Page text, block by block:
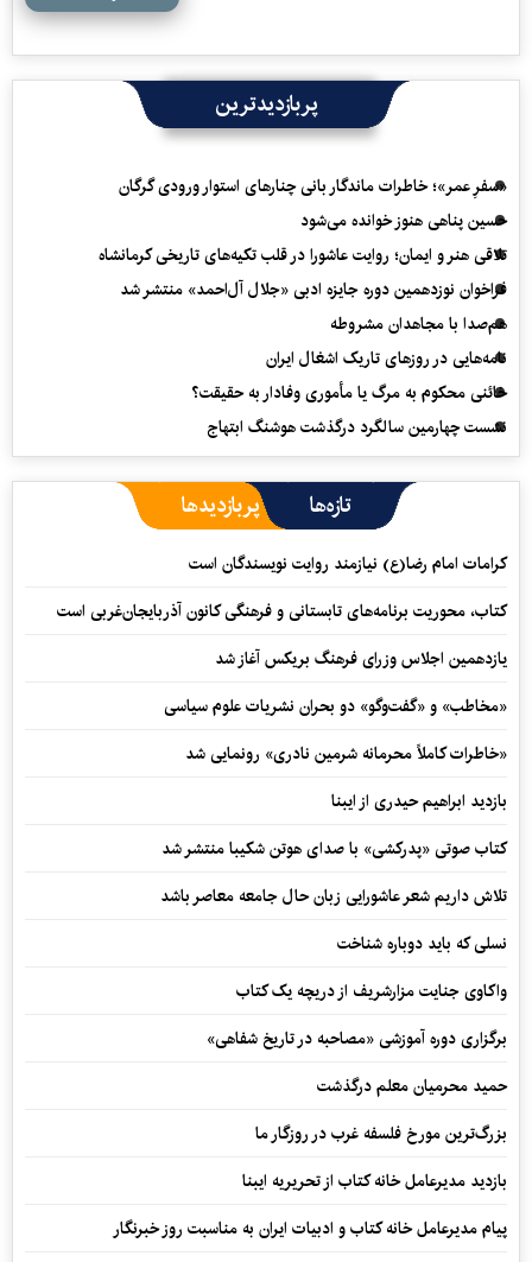
پربازدیدترین
«سفرِ عمر»؛ خاطرات ماندگار بانی چنارهای استوار ورودی گرگان
حسین پناهی هنوز خوانده می‌شود
تلاقی هنر و ایمان؛ روایت عاشورا در قلب تکیه‌های تاریخی کرمانشاه
فراخوان نوزدهمین دوره جایزه ادبی «جلال آل‌احمد» منتشر شد
هم‌صدا با مجاهدان مشروطه
نامه‌هایی در روزهای تاریک اشغال ایران
خائنی محکوم به مرگ یا مأموری وفادار به حقیقت؟
نشست چهارمین سالگرد درگذشت هوشنگ ابتهاج
تازه‌ها پربازدیدها
کرامات امام رضا(ع) نیازمند روایت نویسندگان است
کتاب، محوریت برنامه‌های تابستانی و فرهنگی کانون آذربایجان‌غربی است
یازدهمین اجلاس وزرای فرهنگ بریکس آغاز شد
«مخاطب» و «گفت‌وگو» دو بحران نشریات علوم سیاسی
«خاطرات کاملاً محرمانه شرمین نادری» رونمایی شد
بازدید ابراهیم حیدری از ایبنا
کتاب صوتی «پدرکشی» با صدای هوتن شکیبا منتشر شد
تلاش داریم شعر عاشورایی زبان حال جامعه معاصر باشد
نسلی که باید دوباره شناخت
واکاوی جنایت مزارشریف از دریچه یک کتاب
برگزاری دوره آموزشی «مصاحبه در تاریخ شفاهی»
حمید محرمیان معلم درگذشت
بزرگ‌ترین مورخ فلسفه غرب در روزگار ما
بازدید مدیرعامل خانه کتاب از تحریریه ایبنا
پیام مدیرعامل خانه کتاب و ادبیات ایران به مناسبت روز خبرنگار